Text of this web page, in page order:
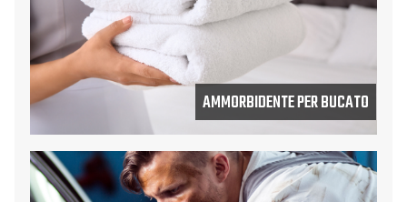
AMMORBIDENTE PER BUCATO